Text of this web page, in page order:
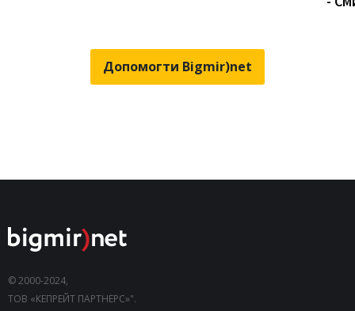
Допомогти Bigmir)net
© 2000-2024,
ТОВ «КЕПРЕЙТ ПАРТНЕРС»".